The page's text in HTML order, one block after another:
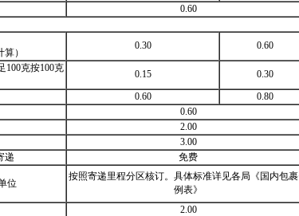
0.60
）
0.30
0.60
100克按100克
0.15
0.30
0.60
0.80
0.60
2.00
3.00
递 免费
位
按照寄递里程分区核订。具体标准详见各局《国内包
例表》
2.00